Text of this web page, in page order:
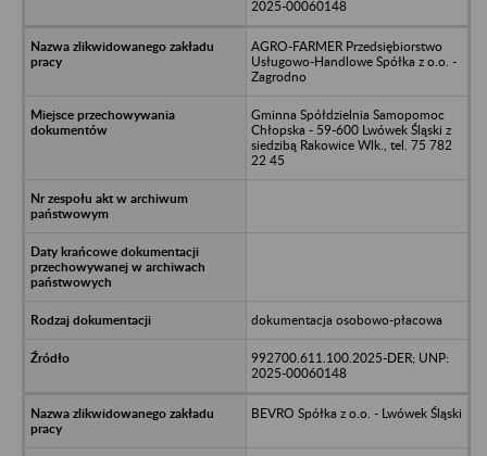
2025-00060148
AGRO-FARMER Przedsiębiorstwo
Usługowo-Handlowe Spółka z o.o. -
Zagrodno
Gminna Spółdzielnia Samopomoc
Chłopska - 59-600 Lwówek Śląski z
siedzibą Rakowice Wlk., tel. 75 782
22 45
dokumentacja osobowo-płacowa
992700.611.100.2025-DER; UNP:
2025-00060148
BEVRO Spółka z o.o. - Lwówek Śląski